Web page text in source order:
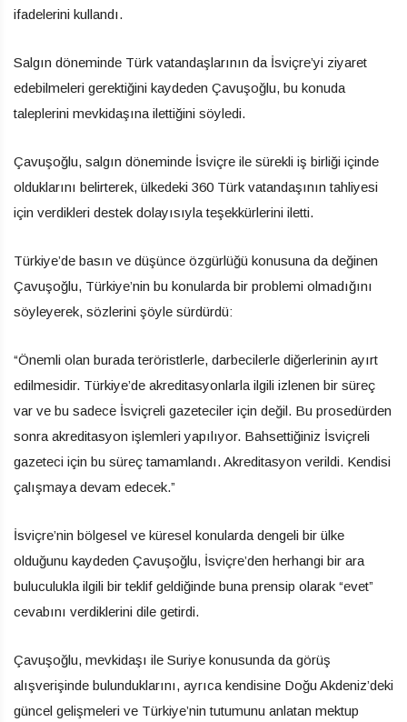
ifadelerini kullandı.
Salgın döneminde Türk vatandaşlarının da İsviçre’yi ziyaret
edebilmeleri gerektiğini kaydeden Çavuşoğlu, bu konuda
taleplerini mevkidaşına ilettiğini söyledi.
Çavuşoğlu, salgın döneminde İsviçre ile sürekli iş birliği içinde
olduklarını belirterek, ülkedeki 360 Türk vatandaşının tahliyesi
için verdikleri destek dolayısıyla teşekkürlerini iletti.
Türkiye’de basın ve düşünce özgürlüğü konusuna da değinen
Çavuşoğlu, Türkiye’nin bu konularda bir problemi olmadığını
söyleyerek, sözlerini şöyle sürdürdü:
“Önemli olan burada teröristlerle, darbecilerle diğerlerinin ayırt
edilmesidir. Türkiye’de akreditasyonlarla ilgili izlenen bir süreç
var ve bu sadece İsviçreli gazeteciler için değil. Bu prosedürden
sonra akreditasyon işlemleri yapılıyor. Bahsettiğiniz İsviçreli
gazeteci için bu süreç tamamlandı. Akreditasyon verildi. Kendisi
çalışmaya devam edecek.”
İsviçre’nin bölgesel ve küresel konularda dengeli bir ülke
olduğunu kaydeden Çavuşoğlu, İsviçre’den herhangi bir ara
buluculukla ilgili bir teklif geldiğinde buna prensip olarak “evet”
cevabını verdiklerini dile getirdi.
Çavuşoğlu, mevkidaşı ile Suriye konusunda da görüş
alışverişinde bulunduklarını, ayrıca kendisine Doğu Akdeniz’deki
güncel gelişmeleri ve Türkiye’nin tutumunu anlatan mektup